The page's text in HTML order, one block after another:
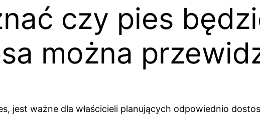
czy pies
można
jest ważne dla właścicieli planujących odpowiednio